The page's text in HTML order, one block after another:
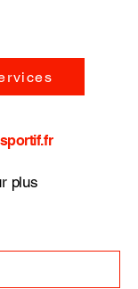
plus